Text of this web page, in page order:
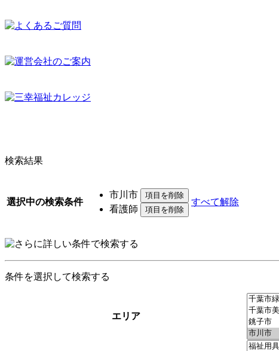
検索結果
選択中の検索条件
市川市
看護師
すべて解除
条件を選択して検索する
エリア